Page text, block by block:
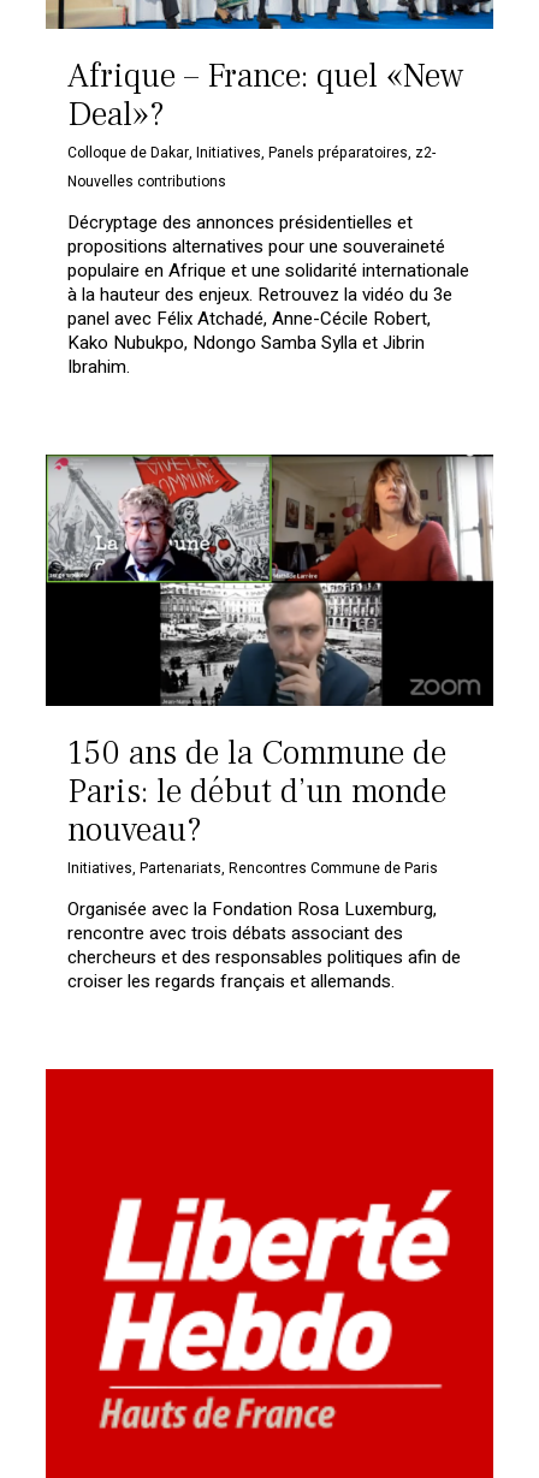
Afrique – France: quel «New
Deal»?
Colloque de Dakar,Initiatives,Panels préparatoires, z2-
Nouvelles contributions
Décryptage des annonces présidentielles et
propositions alternatives pour une souveraineté
populaire en Afrique et une solidarité internationale
à la hauteur des enjeux. Retrouvez la vidéo du 3e
panel avec Félix Atchadé, Anne-Cécile Robert,
Kako Nubukpo, Ndongo Samba Sylla et Jibrin
Ibrahim.
150 ans de la Commune de
Paris: le début d’un monde
nouveau?
Initiatives,Partenariats,Rencontres Commune de Paris
Organisée avec la Fondation Rosa Luxemburg,
rencontre avec trois débats associant des
chercheurs et des responsables politiques afin de
croiser les regards français et allemands.